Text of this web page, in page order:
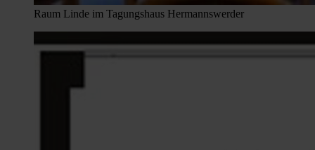
Raum Linde im Tagungshaus Hermannswerder